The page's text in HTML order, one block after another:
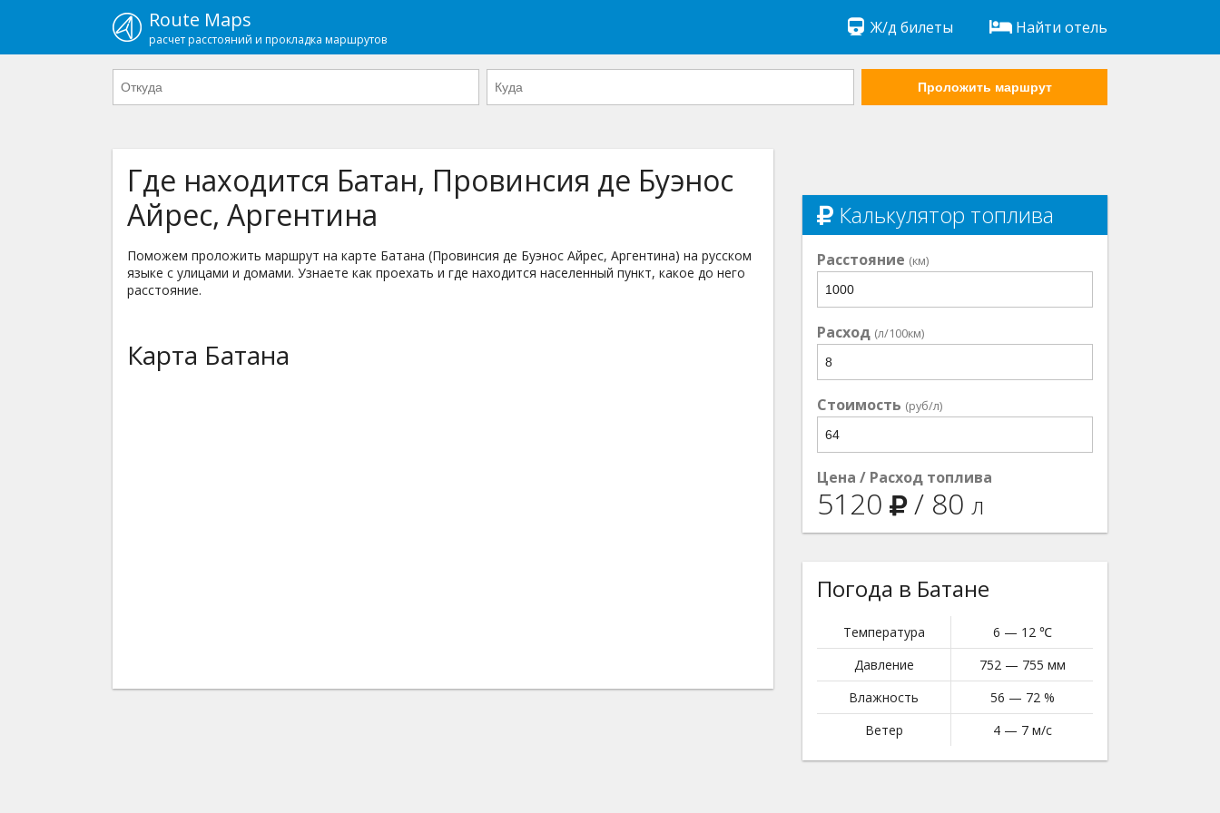
Route Maps
расчет расстояний и прокладка маршрутов
Ж/д билеты Найти отель
Проложить маршрут
Где находится Батан, Провинсия де Буэнос
Айрес, Аргентина
Поможем проложить маршрут на карте Батана (Провинсия де Буэнос Айрес, Аргентина) на русском
языке с улицами и домами. Узнаете как проехать и где находится населенный пункт, какое до него
расстояние.
Карта Батана
Калькулятор топлива
Расстояние (км)
Расход (л/100км)
Стоимость (руб/л)
Цена / Расход топлива
5120 / 80 л
Погода в Батане
Температура
6 — 12 ℃
Давление
752 — 755 мм
Влажность
56 — 72 %
Ветер
4 — 7 м/с